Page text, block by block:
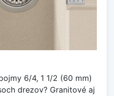
6/4, 1 1/2 (60 mm)
drezov? Granitové aj